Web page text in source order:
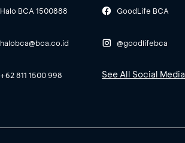
Halo BCA 1500888
halobca@bca.co.id
+62 811 1500 998
GoodLife BCA
@goodlifebca
See All Social Media